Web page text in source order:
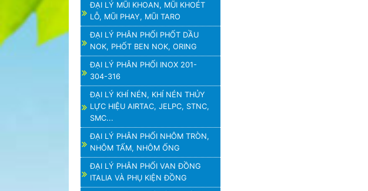
ĐẠI LÝ MŨI KHOAN, MŨI KHOÉT
LỖ, MŨI PHAY, MŨI TARO
ĐẠI LÝ PHÂN PHỐI PHỐT DẦU
NOK, PHỐT BEN NOK, ORING
ĐẠI LÝ PHÂN PHỐI INOX 201-
304-316
ĐẠI LÝ KHÍ NÉN, KHÍ NÉN THỦY
LỰC HIỆU AIRTAC, JELPC, STNC,
SMC...
ĐẠI LÝ PHÂN PHỐI NHÔM TRÒN,
NHÔM TẤM, NHÔM ỐNG
ĐẠI LÝ PHÂN PHỐI VAN ĐỒNG
ITALIA VÀ PHỤ KIỆN ĐỒNG